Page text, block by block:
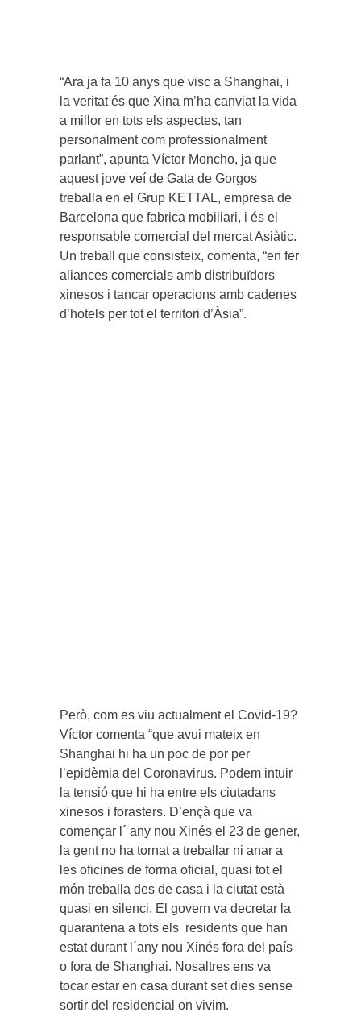
“Ara ja fa 10 anys que visc a Shanghai, i
la veritat és que Xina m’ha canviat la vida
a millor en tots els aspectes, tan
personalment com professionalment
parlant”, apunta Víctor Moncho, ja que
aquest jove veí de Gata de Gorgos
treballa en el Grup KETTAL, empresa de
Barcelona que fabrica mobiliari, i és el
responsable comercial del mercat Asiàtic.
Un treball que consisteix, comenta, “en fer
aliances comercials amb distribuïdors
xinesos i tancar operacions amb cadenes
d’hotels per tot el territori d’Àsia”.
Però, com es viu actualment el Covid-19?
Víctor comenta “que avui mateix en
Shanghai hi ha un poc de por per
l’epidèmia del Coronavirus. Podem intuir
la tensió que hi ha entre els ciutadans
xinesos i forasters. D’ençà que va
començar l´ any nou Xinés el 23 de gener,
la gent no ha tornat a treballar ni anar a
les oficines de forma oficial, quasi tot el
món treballa des de casa i la ciutat està
quasi en silenci. El govern va decretar la
quarantena a tots els residents que han
estat durant l´any nou Xinés fora del país
o fora de Shanghai. Nosaltres ens va
tocar estar en casa durant set dies sense
sortir del residencial on vivim.